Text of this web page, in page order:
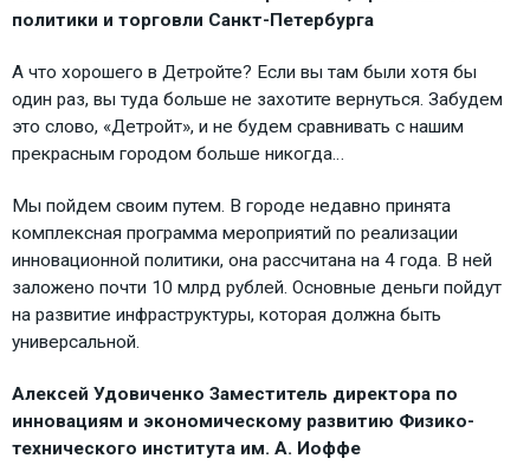
политики и торговли Санкт-Петербурга
А что хорошего в Детройте? Если вы там были хотя бы
один раз, вы туда больше не захотите вернуться. Забудем
это слово, «Детройт», и не будем сравнивать с нашим
прекрасным городом больше никогда…
Мы пойдем своим путем. В городе недавно принята
комплексная программа мероприятий по реализации
инновационной политики, она рассчитана на 4 года. В ней
заложено почти 10 млрд рублей. Основные деньги пойдут
на развитие инфраструктуры, которая должна быть
универсальной.
Алексей Удовиченко Заместитель директора по
инновациям и экономическому развитию Физико-
технического института им. А. Иоффе